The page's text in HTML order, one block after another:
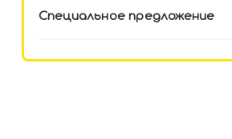
Специальное предложение